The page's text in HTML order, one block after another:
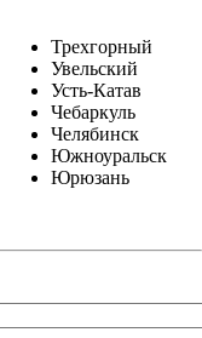
Трехгорный
Увельский
Усть-Катав
Чебаркуль
Челябинск
Южноуральск
Юрюзань